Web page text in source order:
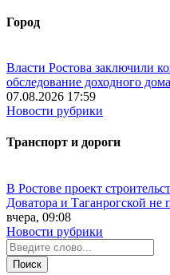
Город
Власти Ростова заключили
обследование доходного
07.08.2026 17:59
Новости рубрики
Транспорт и дороги
В Ростове проект
Доватора и Таганрогской не
вчера, 09:08
Новости рубрики